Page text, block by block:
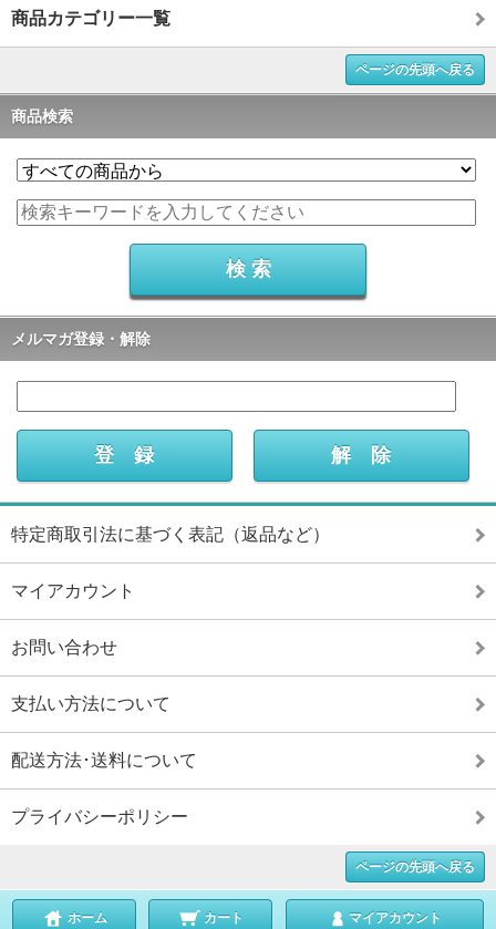
商品カテゴリー一覧
ページの先頭へ戻る
商品検索
メルマガ登録・解除
特定商取引法に基づく表記（返品など）
マイアカウント
お問い合わせ
支払い方法について
配送方法･送料について
プライバシーポリシー
ページの先頭へ戻る
ホーム カート マイアカウント